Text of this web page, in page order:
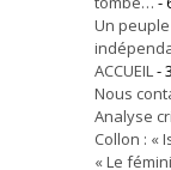
Un
ACCUEIL-
Nous
Analyse
Collon : «
« Le